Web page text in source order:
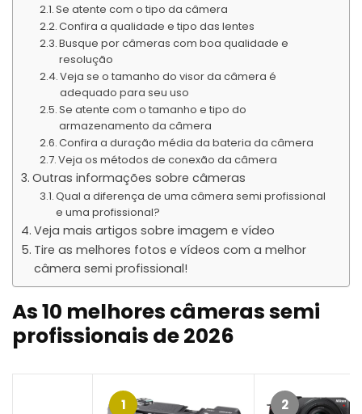
Se atente com o tipo da câmera
Confira a qualidade e tipo das lentes
Busque por câmeras com boa qualidade e
resolução
Veja se o tamanho do visor da câmera é
adequado para seu uso
Se atente com o tamanho e tipo do
armazenamento da câmera
Confira a duração média da bateria da câmera
Veja os métodos de conexão da câmera
Outras informações sobre câmeras
Qual a diferença de uma câmera semi profissional
e uma profissional?
Veja mais artigos sobre imagem e vídeo
Tire as melhores fotos e vídeos com a melhor
câmera semi profissional!
As 10 melhores câmeras semi
profissionais de2026
1 2